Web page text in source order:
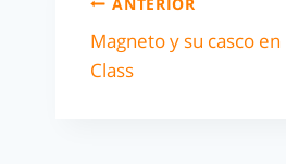
Magneto y su casco
Class